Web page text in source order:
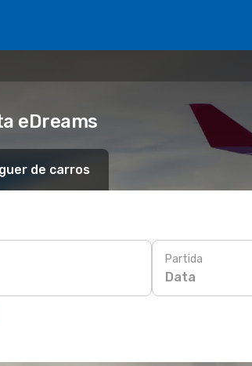
eDreams
de carros
Partida
Data